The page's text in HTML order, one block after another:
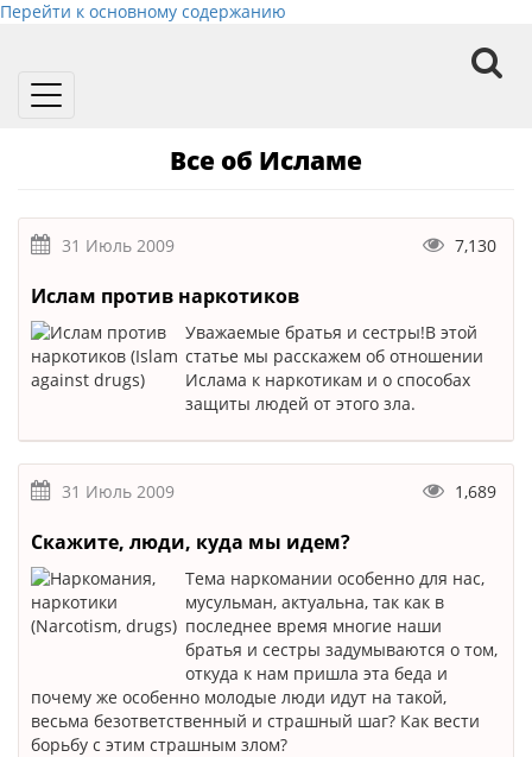
Перейти к основному содержанию
Toggle
Все об Исламе
31 Июль 2009 7,130
Ислам против наркотиков
Уважаемые братья и сестры!В этой
статье мы расскажем об отношении
Ислама к наркотикам и о способах
защиты людей от этого зла.
31 Июль 2009 1,689
Скажите, люди, куда мы идем?
Тема наркомании особенно для нас,
мусульман, актуальна, так как в
последнее время многие наши
братья и сестры задумываются о том,
откуда к нам пришла эта беда и
почему же особенно молодые люди идут на такой,
весьма безответственный и страшный шаг? Как вести
борьбу с этим страшным злом?